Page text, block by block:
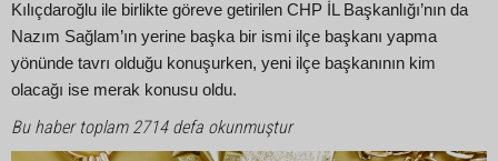
Kılıçdaroğlu ile birlikte göreve getirilen CHP İL Başkanlığı’nın da
Nazım Sağlam’ın yerine başka bir ismi ilçe başkanı yapma
yönünde tavrı olduğu konuşurken, yeni ilçe başkanının kim
olacağı ise merak konusu oldu.
Bu haber toplam 2714 defa okunmuştur